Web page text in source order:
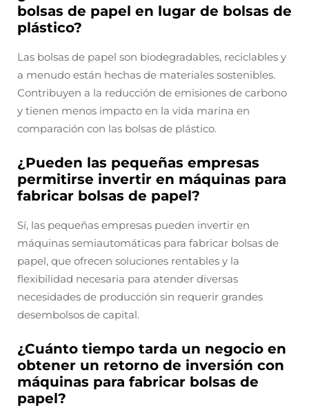
bolsas de papel en lugar de bolsas de
plástico?
Las bolsas de papel son biodegradables, reciclables y
a menudo están hechas de materiales sostenibles.
Contribuyen a la reducción de emisiones de carbono
y tienen menos impacto en la vida marina en
comparación con las bolsas de plástico.
¿Pueden las pequeñas empresas
permitirse invertir en máquinas para
fabricar bolsas de papel?
Sí, las pequeñas empresas pueden invertir en
máquinas semiautomáticas para fabricar bolsas de
papel, que ofrecen soluciones rentables y la
flexibilidad necesaria para atender diversas
necesidades de producción sin requerir grandes
desembolsos de capital.
¿Cuánto tiempo tarda un negocio en
obtener un retorno de inversión con
máquinas para fabricar bolsas de
papel?